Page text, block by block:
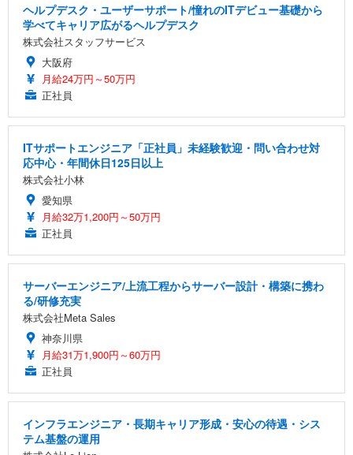
ヘルプデスク・ユーザーサポート/憧れのITデビュー基礎から
学べてキャリア広がるヘルプデスク
株式会社スタッフサービス
大阪府
月給24万円～50万円
正社員
ITサポートエンジニア「正社員」未経験歓迎・問い合わせ対
応中心・年間休日125日以上
株式会社小林
愛知県
月給32万1,200円～50万円
正社員
サーバーエンジニア/上流工程からサーバー設計・構築に携わ
る/研修充実
株式会社Meta Sales
神奈川県
月給31万1,900円～60万円
正社員
インフラエンジニア・長期キャリア形成・安心の待遇・シス
テム基盤の運用